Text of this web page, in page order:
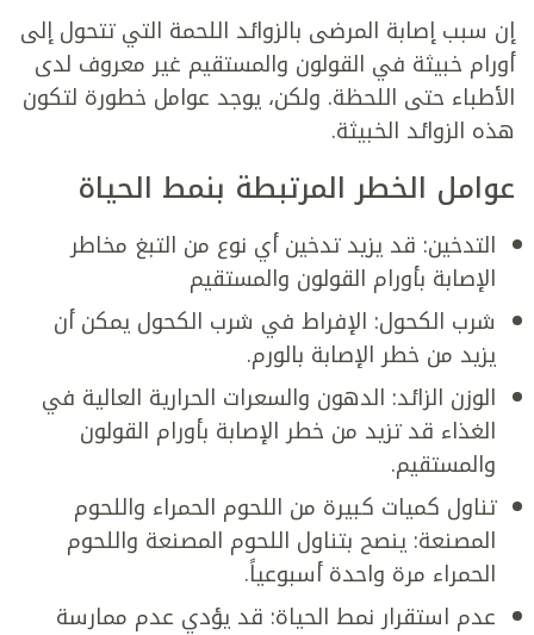
إن سبب إصابة المرضى بالزوائد اللحمة التي تتحول إلى
أورام خبيثة في القولون والمستقيم غير معروف لدى
الأطباء حتى اللحظة. ولكن، يوجد عوامل خطورة لتكون
هذه الزوائد الخبيثة.
عوامل الخطر المرتبطة بنمط الحياة
التدخين: قد يزيد تدخين أي نوع من التبغ مخاطر
الإصابة بأورام القولون والمستقيم
شرب الكحول: الإفراط في شرب الكحول يمكن أن
يزيد من خطر الإصابة بالورم.
الوزن الزائد: الدهون والسعرات الحرارية العالية في
الغذاء قد تزيد من خطر الإصابة بأورام القولون
والمستقيم.
تناول كميات كبيرة من اللحوم الحمراء واللحوم
المصنعة: ينصح بتناول اللحوم المصنعة واللحوم
الحمراء مرة واحدة أسبوعياً.
عدم استقرار نمط الحياة: قد يؤدي عدم ممارسة